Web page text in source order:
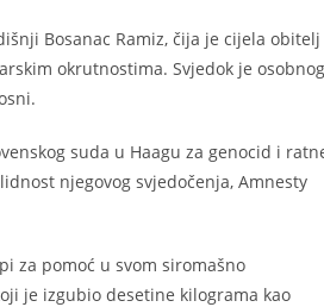
Bosanac Ramiz, čija je cijela obitelj
okrutnostima. Svjedok je osobnog
suda u Haagu za genocid i
njegovog svjedočenja, Amnesty
za pomoć u svom siromašno
je izgubio desetine kilograma kao